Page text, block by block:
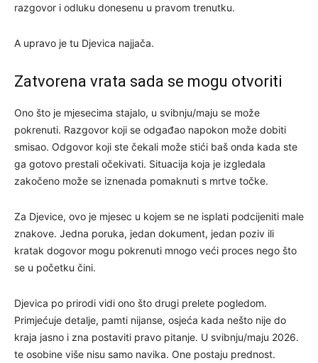
razgovor i odluku donesenu u pravom trenutku.
A upravo je tu Djevica najjača.
Zatvorena vrata sada se mogu otvoriti
Ono što je mjesecima stajalo, u svibnju/maju se može
pokrenuti. Razgovor koji se odgađao napokon može dobiti
smisao. Odgovor koji ste čekali može stići baš onda kada ste
ga gotovo prestali očekivati. Situacija koja je izgledala
zakočeno može se iznenada pomaknuti s mrtve točke.
Za Djevice, ovo je mjesec u kojem se ne isplati podcijeniti male
znakove. Jedna poruka, jedan dokument, jedan poziv ili
kratak dogovor mogu pokrenuti mnogo veći proces nego što
se u početku čini.
Djevica po prirodi vidi ono što drugi prelete pogledom.
Primjećuje detalje, pamti nijanse, osjeća kada nešto nije do
kraja jasno i zna postaviti pravo pitanje. U svibnju/maju 2026.
te osobine više nisu samo navika. One postaju prednost.